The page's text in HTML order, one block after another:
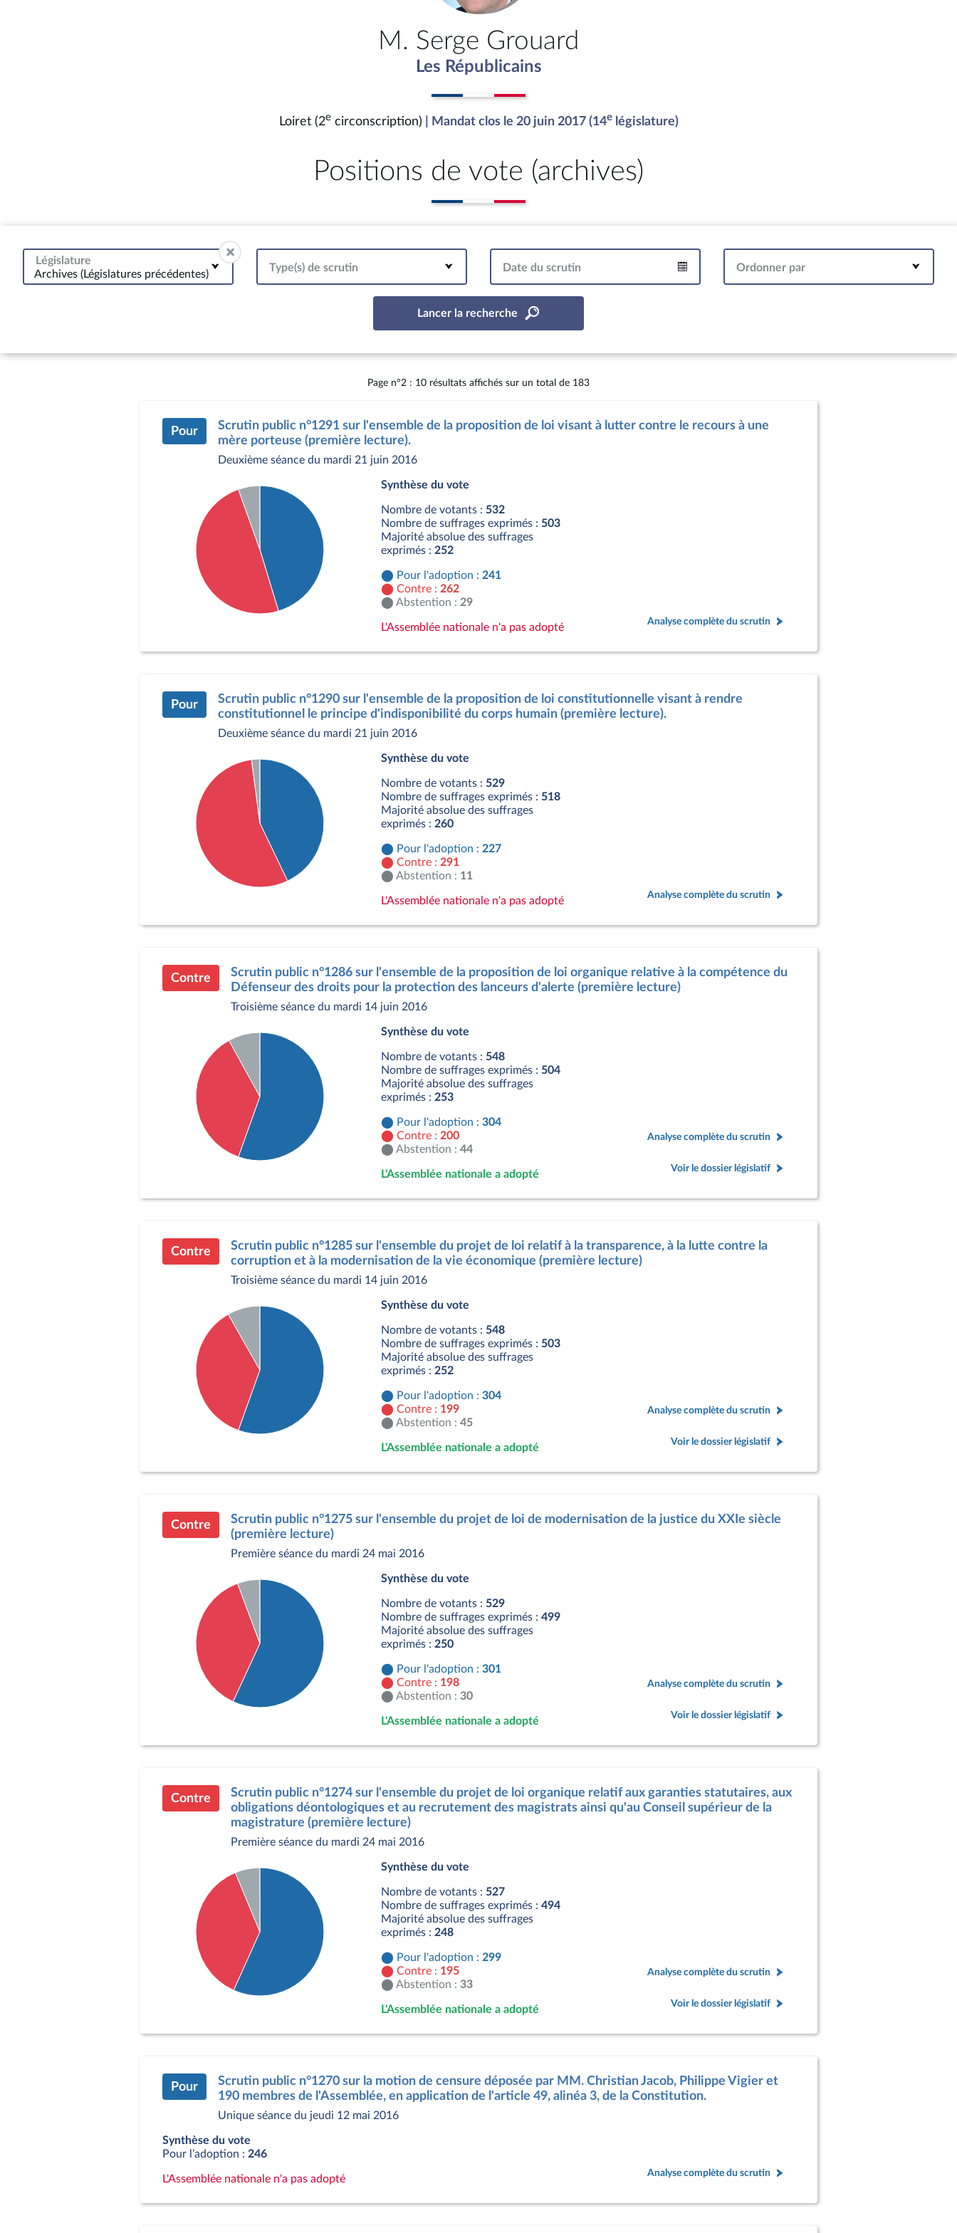
M. Serge Grouard
Les Républicains
Loiret (2ecirconscription) | Mandat clos le 20 juin 2017 (14elégislature)
Positions de vote (archives)
Législature
Archives (Législatures précédentes)
Type(s) de scrutin Date du scrutin Ordonner par
Lancer la recherche
Page n°2 : 10 résultats affichés sur un total de 183
Pour
Scrutin public n°1291 sur l'ensemble de la proposition de loi visant à lutter contre le recours à une
mère porteuse (première lecture).
Deuxième séance du mardi 21 juin 2016
Contre : 262 députés
Synthèse du vote
Nombre de votants : 532
Nombre de suffrages exprimés : 503
Majorité absolue des suffrages
exprimés : 252
Pour l'adoption : 241
Contre : 262
Abstention : 29
L'Assemblée nationale n'a pas adopté
Analyse complète du scrutin
Pour
Scrutin public n°1290 sur l'ensemble de la proposition de loi constitutionnelle visant à rendre
constitutionnel le principe d'indisponibilité du corps humain (première lecture).
Deuxième séance du mardi 21 juin 2016
Contre : 291 députés
Synthèse du vote
Nombre de votants : 529
Nombre de suffrages exprimés : 518
Majorité absolue des suffrages
exprimés : 260
Pour l'adoption : 227
Contre : 291
Abstention : 11
L'Assemblée nationale n'a pas adopté
Analyse complète du scrutin
Contre
Scrutin public n°1286 sur l'ensemble de la proposition de loi organique relative à la compétence du
Défenseur des droits pour la protection des lanceurs d'alerte (première lecture)
Troisième séance du mardi 14 juin 2016
Contre : 200 députés
Synthèse du vote
Nombre de votants : 548
Nombre de suffrages exprimés : 504
Majorité absolue des suffrages
exprimés : 253
Pour l'adoption : 304
Contre : 200
Abstention : 44
L'Assemblée nationale a adopté
Analyse complète du scrutin
Voir le dossier législatif
Contre
Scrutin public n°1285 sur l'ensemble du projet de loi relatif à la transparence, à la lutte contre la
corruption et à la modernisation de la vie économique (première lecture)
Troisième séance du mardi 14 juin 2016
Contre : 199 députés
Synthèse du vote
Nombre de votants : 548
Nombre de suffrages exprimés : 503
Majorité absolue des suffrages
exprimés : 252
Pour l'adoption : 304
Contre : 199
Abstention : 45
L'Assemblée nationale a adopté
Analyse complète du scrutin
Voir le dossier législatif
Contre
Scrutin public n°1275 sur l'ensemble du projet de loi de modernisation de la justice du XXIe siècle
(première lecture)
Première séance du mardi 24 mai 2016
Contre : 198 députés
Synthèse du vote
Nombre de votants : 529
Nombre de suffrages exprimés : 499
Majorité absolue des suffrages
exprimés : 250
Pour l'adoption : 301
Contre : 198
Abstention : 30
L'Assemblée nationale a adopté
Analyse complète du scrutin
Voir le dossier législatif
Contre
Scrutin public n°1274 sur l'ensemble du projet de loi organique relatif aux garanties statutaires, aux
obligations déontologiques et au recrutement des magistrats ainsi qu'au Conseil supérieur de la
magistrature (première lecture)
Première séance du mardi 24 mai 2016
Contre : 195 députés
Synthèse du vote
Nombre de votants : 527
Nombre de suffrages exprimés : 494
Majorité absolue des suffrages
exprimés : 248
Pour l'adoption : 299
Contre : 195
Abstention : 33
L'Assemblée nationale a adopté
Analyse complète du scrutin
Voir le dossier législatif
Pour
Scrutin public n°1270 sur la motion de censure déposée par MM. Christian Jacob, Philippe Vigier et
190 membres de l'Assemblée, en application de l'article 49, alinéa 3, de la Constitution.
Unique séance du jeudi 12 mai 2016
Synthèse du vote
Pour l’adoption : 246
L'Assemblée nationale n'a pas adopté
Analyse complète du scrutin